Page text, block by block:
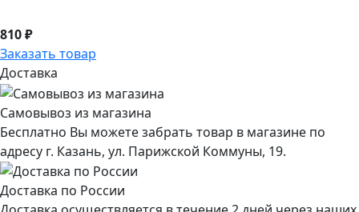
810 ₽
Заказать товар
Доставка
Самовывоз из магазина
Бесплатно Вы можете забрать товар в магазине по
адресу г. Казань, ул. Парижской Коммуны, 19.
Доставка по России